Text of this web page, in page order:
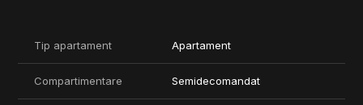
modernă.
Acest studio reprezintă o oportunitate unică de a te bucura de
un spațiu intim și confortabil, fără a renunța la avantajele vieții
Tip apartament Apartament
Compartimentare Semidecomandat